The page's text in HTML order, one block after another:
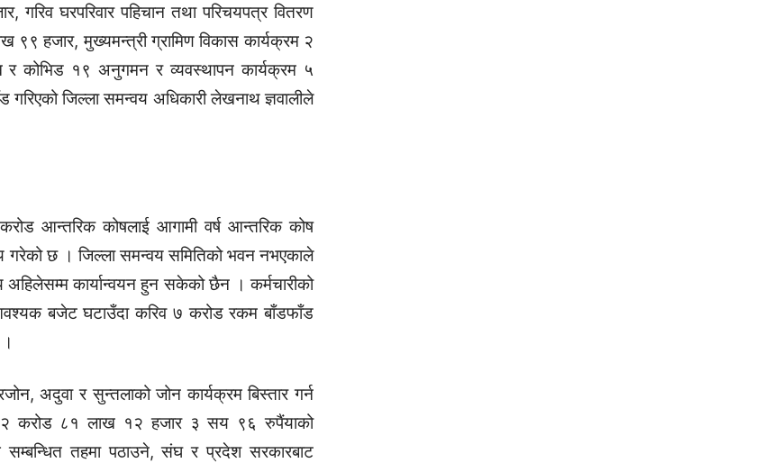
गरिव घरपरिवार पहिचान तथा परिचयपत्र वितरण
हजार, मुख्यमन्त्री ग्रामिण विकास कार्यक्रम २
र कोभिड १९ अनुगमन र व्यवस्थापन कार्यक्रम ५
जिल्ला समन्वय अधिकारी लेखनाथ ज्ञवालीले
आन्तरिक कोषलाई आगामी वर्ष आन्तरिक कोष
गरेको छ । जिल्ला समन्वय समितिको भवन नभएकाले
अहिलेसम्म कार्यान्वयन हुन सकेको छैन । कर्मचारीको
बजेट घटाउँदा करिव ७ करोड रकम बाँडफाँड
अदुवा र सुन्तलाको जोन कार्यक्रम बिस्तार गर्न
करोड ८१ लाख १२ हजार ३ सय ९६ रुपैंयाको
तहमा पठाउने, संघ र प्रदेश सरकारबाट